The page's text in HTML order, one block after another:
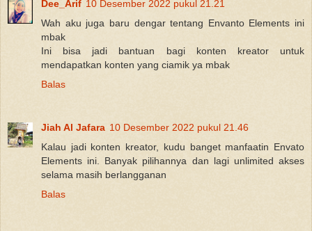
Dee_Arif 10 Desember 2022 pukul 21.21
Wah aku juga baru dengar tentang Envanto Elements ini
mbak
Ini bisa jadi bantuan bagi konten kreator untuk
mendapatkan konten yang ciamik ya mbak
Balas
Jiah Al Jafara 10 Desember 2022 pukul 21.46
Kalau jadi konten kreator, kudu banget manfaatin Envato
Elements ini. Banyak pilihannya dan lagi unlimited akses
selama masih berlangganan
Balas